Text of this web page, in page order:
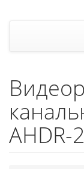
AHDR-